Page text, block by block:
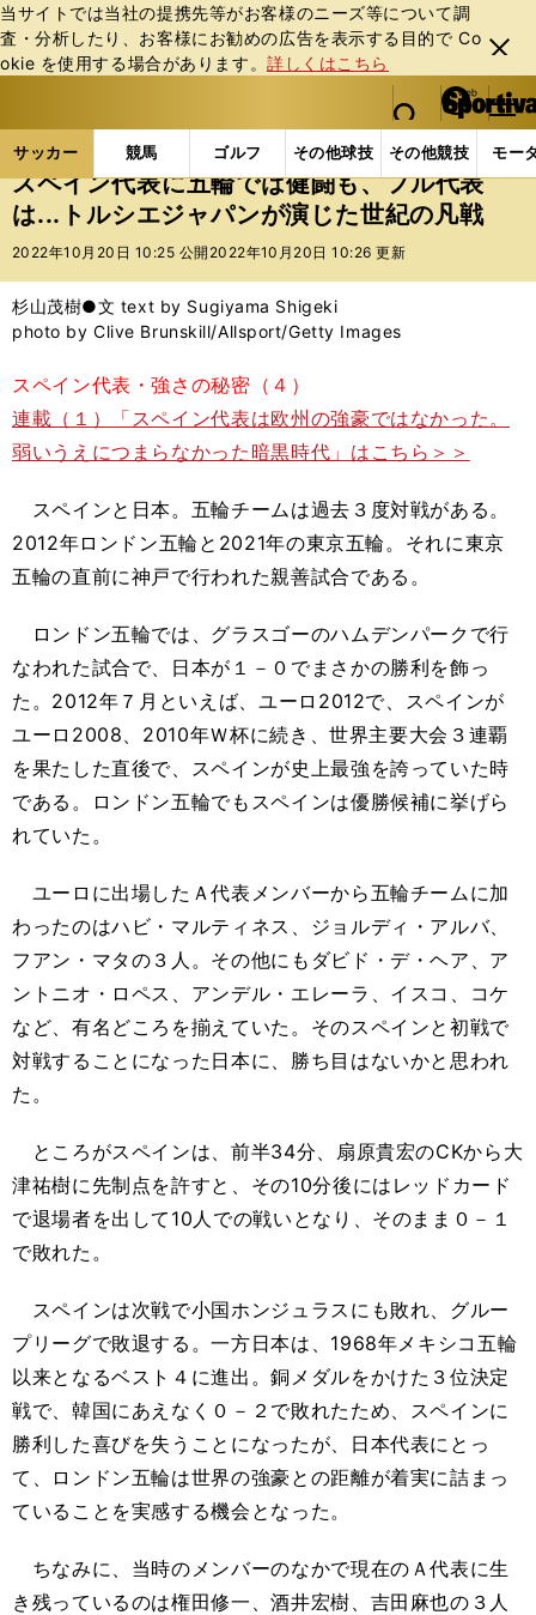
当サイトでは当社の提携先等がお客様のニーズ等について調
査・分析したり、お客様にお勧めの広告を表⽰する⽬的で Co
okie を使⽤する場合があります。詳しくはこちら
閉じ
る
web Sportiva (webスポルティーバ)
検索
マイペ
ー
ジ
メニュ
サッカー 競馬 ゴルフ その他球技 その他競技 モー
ス
ポ
ル
バ
サッカーの記事一覧 海外サッカー 海外サッカー
スペイン代表に五輪では健闘も、フル代表
は...トルシエジャパンが演じた世紀の凡戦
2022年10月20日 10:25 公開 2022年10月20日 10:26 更新
杉山茂樹●文 text by Sugiyama Shigeki
photo by Clive Brunskill/Allsport/Getty Images
スペイン代表・強さの秘密（４）
連載（１）「スペイン代表は欧州の強豪ではなかった。
弱いうえにつまらなかった暗黒時代」はこちら＞＞
スペインと日本。五輪チームは過去３度対戦がある。
2012年ロンドン五輪と2021年の東京五輪。それに東京
五輪の直前に神戸で行われた親善試合である。
ロンドン五輪では、グラスゴーのハムデンパークで行
なわれた試合で、日本が１－０でまさかの勝利を飾っ
た。2012年７月といえば、ユーロ2012で、スペインが
ユーロ2008、2010年Ｗ杯に続き、世界主要大会３連覇
を果たした直後で、スペインが史上最強を誇っていた時
である。ロンドン五輪でもスペインは優勝候補に挙げら
れていた。
ユーロに出場したＡ代表メンバーから五輪チームに加
わったのはハビ・マルティネス、ジョルディ・アルバ、
フアン・マタの３人。その他にもダビド・デ・ヘア、ア
ントニオ・ロペス、アンデル・エレーラ、イスコ、コケ
など、有名どころを揃えていた。そのスペインと初戦で
対戦することになった日本に、勝ち目はないかと思われ
た。
ところがスペインは、前半34分、扇原貴宏のCKから大
津祐樹に先制点を許すと、その10分後にはレッドカード
で退場者を出して10人での戦いとなり、そのまま０－１
で敗れた。
スペインは次戦で小国ホンジュラスにも敗れ、グルー
プリーグで敗退する。一方日本は、1968年メキシコ五輪
以来となるベスト４に進出。銅メダルをかけた３位決定
戦で、韓国にあえなく０－２で敗れたため、スペインに
勝利した喜びを失うことになったが、日本代表にとっ
て、ロンドン五輪は世界の強豪との距離が着実に詰まっ
ていることを実感する機会となった。
ちなみに、当時のメンバーのなかで現在のＡ代表に生
き残っているのは権田修一、酒井宏樹、吉田麻也の３人